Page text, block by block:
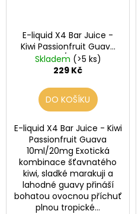
E-liquid X4 Bar Juice -
Kiwi Passionfruit Guava
10ml/20mg
Skladem (>5 ks)
229 Kč
DO KOŠÍKU
E-liquid X4 Bar Juice - Kiwi
Passionfruit Guava
10ml/20mg Exotická
kombinace šťavnatého
kiwi, sladké marakuji a
lahodné guavy přináší
bohatou ovocnou příchuť
plnou tropické...